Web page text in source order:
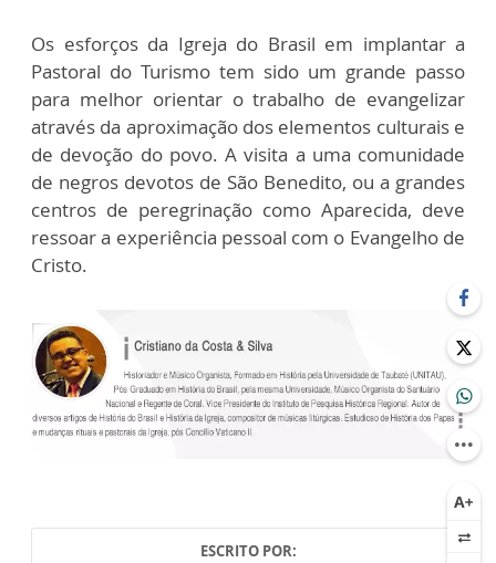
Os esforços da Igreja do Brasil em implantar a
Pastoral do Turismo tem sido um grande passo
para melhor orientar o trabalho de evangelizar
através da aproximação dos elementos culturais e
de devoção do povo. A visita a uma comunidade
de negros devotos de São Benedito, ou a grandes
centros de peregrinação como Aparecida, deve
ressoar a experiência pessoal com o Evangelho de
Cristo.
ESCRITO POR: